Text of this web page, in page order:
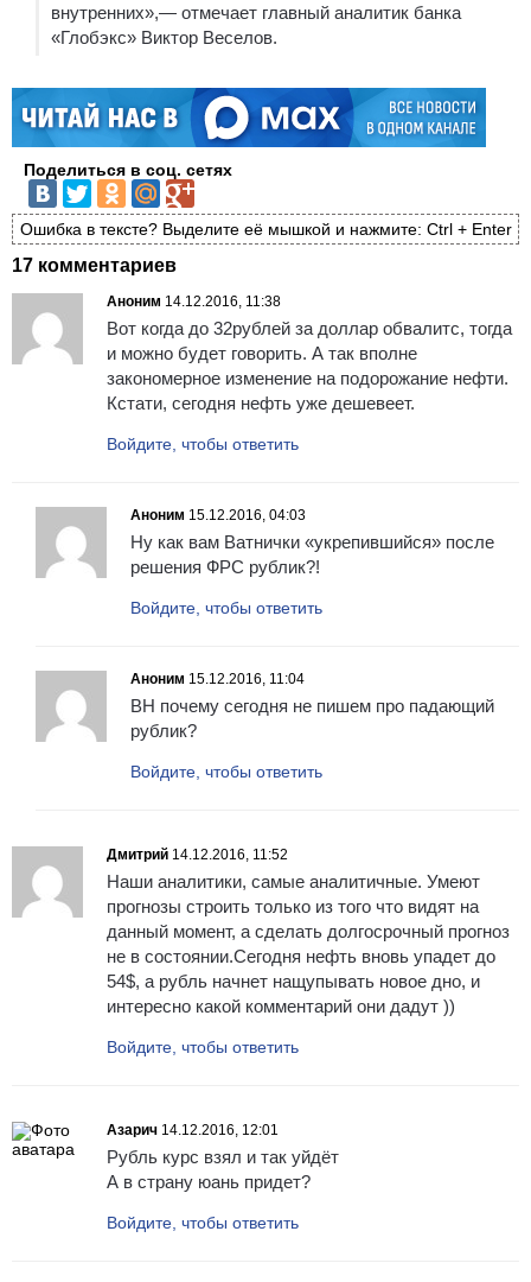
внутренних»,— отмечает главный аналитик банка
«Глобэкс» Виктор Веселов.
Поделиться в соц. сетях
Ошибка в тексте? Выделите её мышкой и нажмите: Ctrl + Enter
17 комментариев
Аноним 14.12.2016, 11:38
Вот когда до 32рублей за доллар обвалитс, тогда
и можно будет говорить. А так вполне
закономерное изменение на подорожание нефти.
Кстати, сегодня нефть уже дешевеет.
Войдите, чтобы ответить
Аноним 15.12.2016, 04:03
Ну как вам Ватнички «укрепившийся» после
решения ФРС рублик?!
Войдите, чтобы ответить
Аноним 15.12.2016, 11:04
ВН почему сегодня не пишем про падающий
рублик?
Войдите, чтобы ответить
Дмитрий 14.12.2016, 11:52
Наши аналитики, самые аналитичные. Умеют
прогнозы строить только из того что видят на
данный момент, а сделать долгосрочный прогноз
не в состоянии.Сегодня нефть вновь упадет до
54$, а рубль начнет нащупывать новое дно, и
интересно какой комментарий они дадут ))
Войдите, чтобы ответить
Азарич 14.12.2016, 12:01
Рубль курс взял и так уйдёт
А в страну юань придет?
Войдите, чтобы ответить